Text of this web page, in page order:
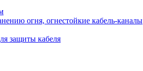
огня, огнестойкие кабель-каналы
защиты кабеля